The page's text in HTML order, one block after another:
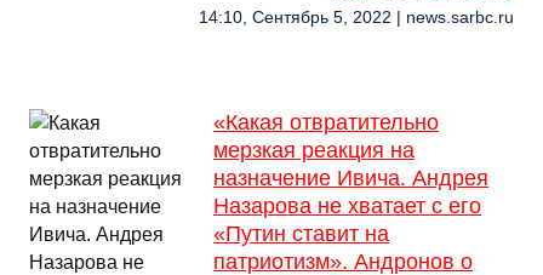
14:10, Сентябрь 5, 2022 | news.sarbc.ru
«Какая отвратительно
мерзкая реакция на
назначение Ивича. Андрея
Назарова не хватает с его
«Путин ставит на
патриотизм». Андронов о